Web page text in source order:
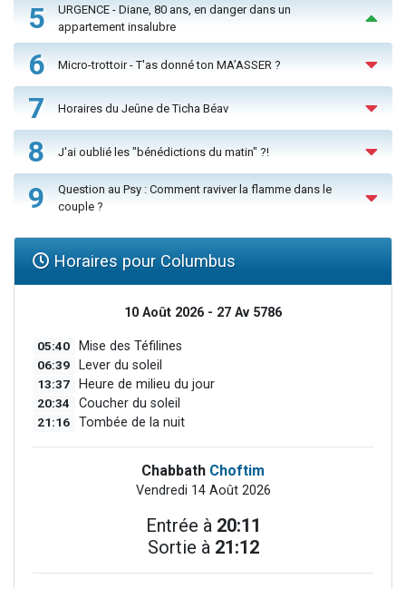
5
URGENCE - Diane, 80 ans, en danger dans un
appartement insalubre
6 Micro-trottoir - T'as donné ton MA’ASSER ?
7 Horaires du Jeûne de Ticha Béav
8 J'ai oublié les "bénédictions du matin" ?!
9
Question au Psy : Comment raviver la flamme dans le
couple ?
Horaires pour Columbus
10 Août 2026 - 27 Av 5786
05:40 Mise des Téfilines
06:39 Lever du soleil
13:37 Heure de milieu du jour
20:34 Coucher du soleil
21:16 Tombée de la nuit
Chabbath Choftim
Vendredi 14 Août 2026
Entrée à 20:11
Sortie à 21:12